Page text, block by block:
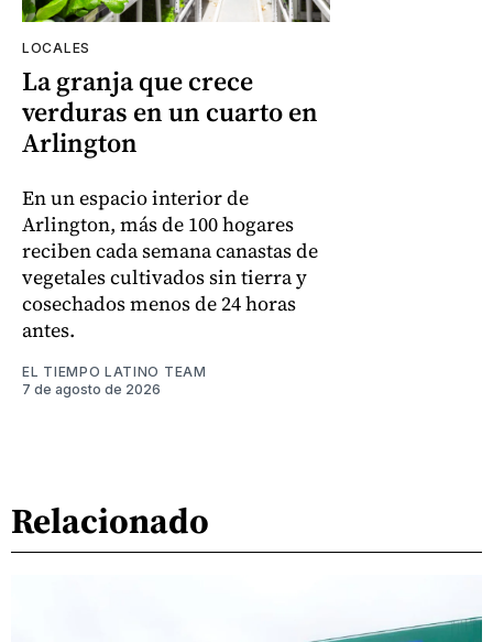
LOCALES
La granja que crece
verduras en un cuarto en
Arlington
En un espacio interior de
Arlington, más de 100 hogares
reciben cada semana canastas de
vegetales cultivados sin tierra y
cosechados menos de 24 horas
antes.
EL TIEMPO LATINO TEAM
7 de agosto de 2026
Relacionado